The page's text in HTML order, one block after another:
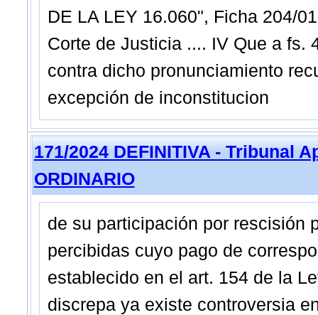
DE LA LEY 16.060", Ficha 204/
Corte de Justicia .... IV Que a fs.
contra dicho pronunciamiento
excepción de inconstitucion
171/2024 DEFINITIVA - Tribunal
ORDINARIO
de su participación por rescisión
percibidas cuyo pago de
establecido en el art. 154 de la
discrepa ya existe controversia